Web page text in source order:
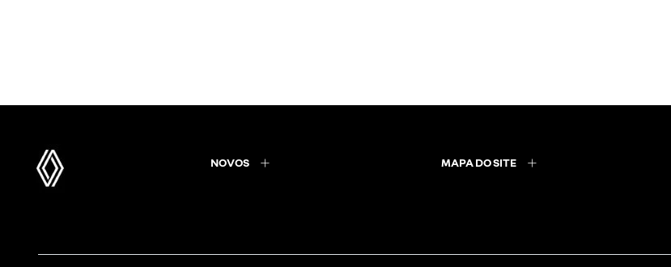
NOVOS MAPA DO SITE